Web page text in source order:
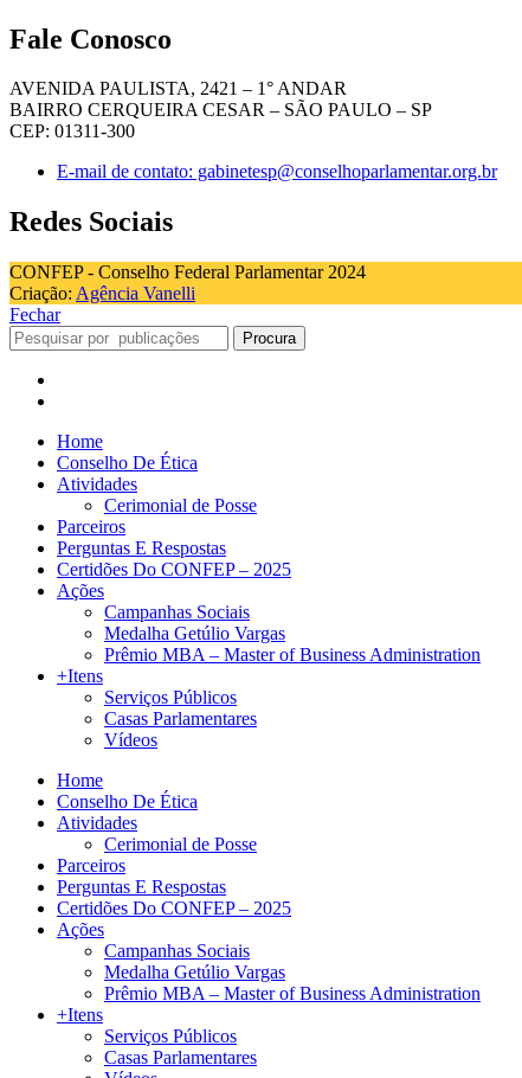
Fale Conosco
AVENIDA PAULISTA, 2421 – 1° ANDAR
BAIRRO CERQUEIRA CESAR – SÃO PAULO – SP
CEP: 01311-300
E-mail de contato: gabinetesp@conselhoparlamentar.org.br
Redes Sociais
CONFEP - Conselho Federal Parlamentar 2024
Criação: Agência Vanelli
Fechar
Procura
Home
Conselho De Ética
Atividades
Cerimonial de Posse
Parceiros
Perguntas E Respostas
Certidões Do CONFEP – 2025
Ações
Campanhas Sociais
Medalha Getúlio Vargas
Prêmio MBA – Master of Business Administration
+Itens
Serviços Públicos
Casas Parlamentares
Vídeos
Home
Conselho De Ética
Atividades
Cerimonial de Posse
Parceiros
Perguntas E Respostas
Certidões Do CONFEP – 2025
Ações
Campanhas Sociais
Medalha Getúlio Vargas
Prêmio MBA – Master of Business Administration
+Itens
Serviços Públicos
Casas Parlamentares